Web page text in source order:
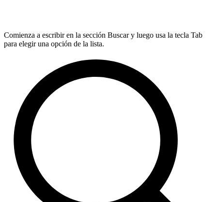
Comienza a escribir en la sección Buscar y luego usa la tecla Tab
para elegir una opción de la lista.